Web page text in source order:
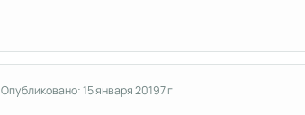
Опубликовано:15 января 20197 г